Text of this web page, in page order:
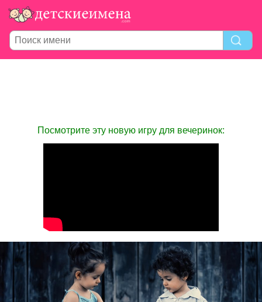
Посмотрите эту новую игру для вечеринок: